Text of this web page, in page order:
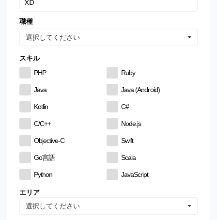
職種
選択してください
スキル
PHP
Ruby
Java Java (Android)
Kotlin C#
C/C++ Node.js
Objective-C Swift
Go言語 Scala
Python JavaScript
CSS
MySQL
エリア
選択してください